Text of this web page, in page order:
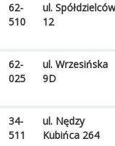
62-
510
ul. Spółdzielców
12
62-
025
ul. Wrzesińska
9D
34-
511
ul. Nędzy
Kubińca 264